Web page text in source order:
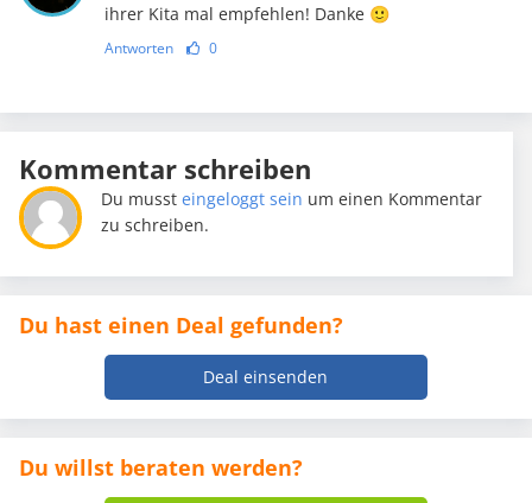
ihrer Kita mal empfehlen! Danke 🙂
Antworten 0
Kommentar schreiben
Du mussteingeloggt sein um einen Kommentar
zu schreiben.
Du hast einen Deal gefunden?
Deal einsenden
Du willst beraten werden?